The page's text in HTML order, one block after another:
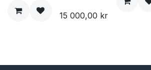
15 000,00 kr